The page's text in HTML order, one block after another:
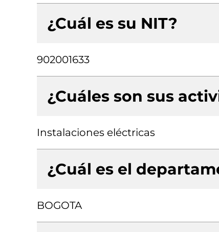
¿Cuál es su NIT?
902001633
¿Cuáles son sus
Instalaciones eléctricas
¿Cuál es el
BOGOTA